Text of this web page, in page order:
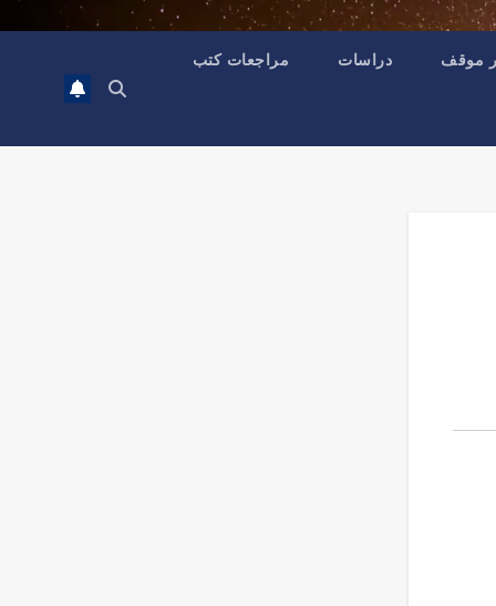
موقف دراسات مراجعات كتب